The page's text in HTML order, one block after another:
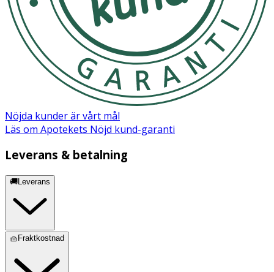
Nöjda kunder är vårt mål
Läs om Apotekets Nöjd kund-garanti
Leverans & betalning
🚚Leverans
🧺Fraktkostnad